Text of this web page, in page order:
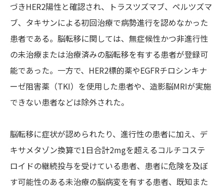
づきHER2陽性と確認され、トラスツズマブ、ペルツズマ
ブ、タキサンによる初回治療で病勢進行を認めなかった
患者である。脳転移に関しては、無症候性かつ非進行性
の未治療または治療済みの脳転移を有する患者が登録可
能であった。一方で、HER2標的薬やEGFRチロシンキナ
ーゼ阻害薬（TKI）を使用した患者や、造影脳MRIが実施
できない患者などは除外された。
脳転移に症状が認められたり、進行性の患者に加え、デ
キサメタゾン換算で1日合計2mgを超えるコルチコステ
ロイドの継続投与を受けている患者、患者に危険を及ぼ
す可能性のある未治療の脳病変を有する患者、既知また